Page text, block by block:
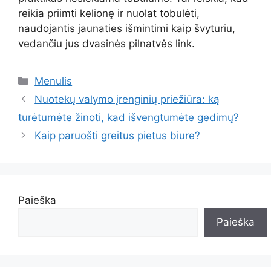
reikia priimti kelionę ir nuolat tobulėti,
naudojantis jaunaties išmintimi kaip švyturiu,
vedančiu jus dvasinės pilnatvės link.
Kategorijos
Menulis
Nuotekų valymo įrenginių priežiūra: ką
turėtumėte žinoti, kad išvengtumėte gedimų?
Kaip paruošti greitus pietus biure?
Paieška
Paieška